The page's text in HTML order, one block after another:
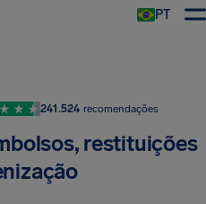
PT
241.524 recomendações
restituições